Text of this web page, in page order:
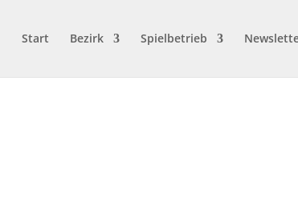
Start Bezirk Spielbetrieb